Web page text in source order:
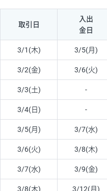
取引日
入出
金日
3/1(木) 3/5(月)
3/2(金) 3/6(火)
3/3(土) -
3/4(日) -
3/5(月) 3/7(水)
3/6(火) 3/8(木)
3/7(水) 3/9(金)
3/8(木) 3/12(月)